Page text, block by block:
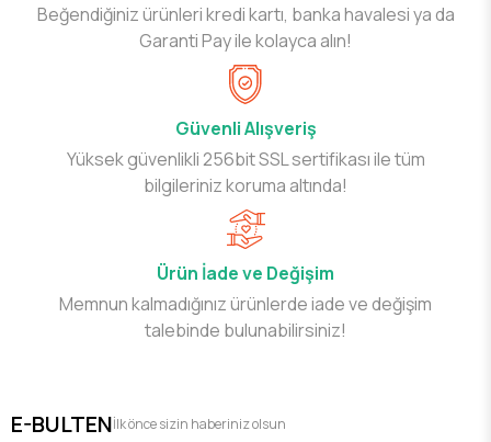
Beğendiğiniz ürünleri kredi kartı, banka havalesi ya da
Garanti Pay ile kolayca alın!
Güvenli Alışveriş
Yüksek güvenlikli 256bit SSL sertifikası ile tüm
bilgileriniz koruma altında!
Ürün İade ve Değişim
Memnun kalmadığınız ürünlerde iade ve değişim
talebinde bulunabilirsiniz!
E-BULTENİlk önce sizin haberiniz olsun